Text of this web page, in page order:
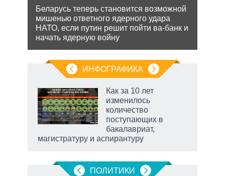
Беларусь теперь становится возможной
мишенью ответного ядерного удара
НАТО, если путин решит пойти ва-банк и
начать ядерную войну
ИНФОГРАФИКА
Как за 10 лет
изменилось
количество
поступающих в
бакалавриат,
магистратуру и аспирантуру
ПОЛИТИКИ